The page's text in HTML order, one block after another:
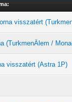
visszatért
(TurkmenÄlem /
visszatért (Astra 1P)